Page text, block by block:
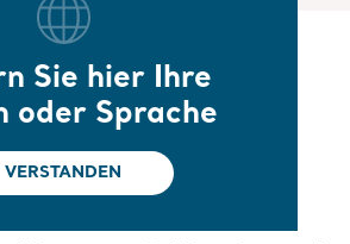
Sie hier Ihre
oder Sprache
VERSTANDEN
Seminaren